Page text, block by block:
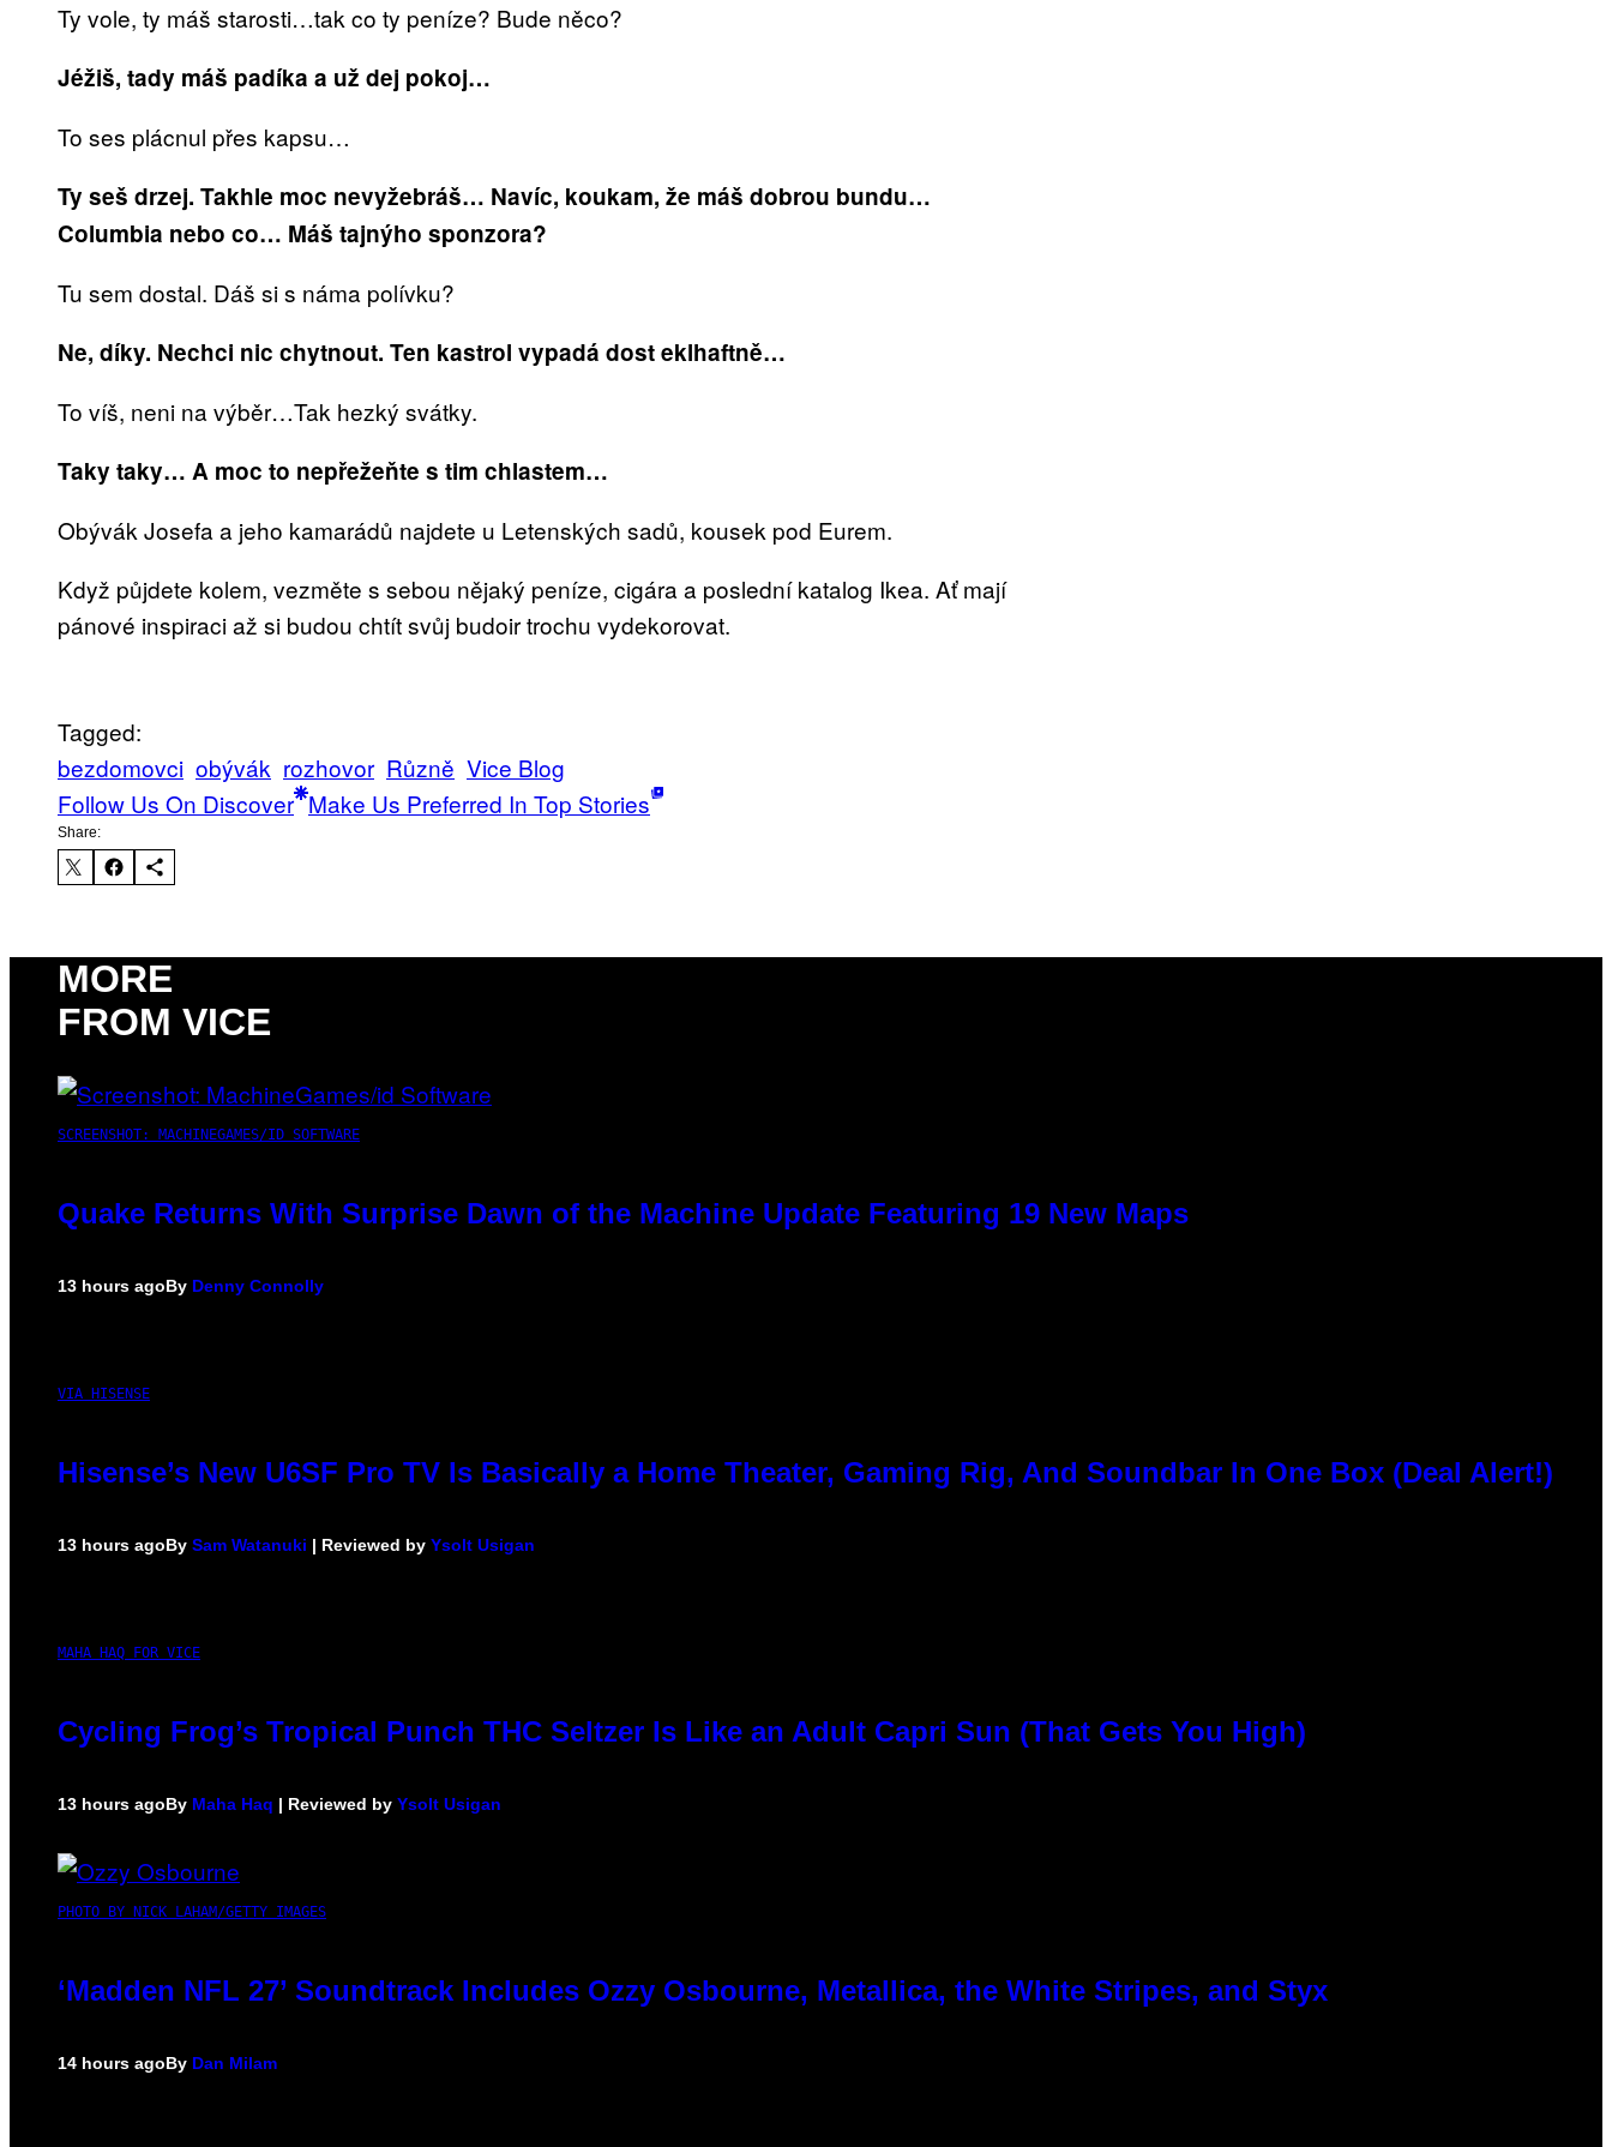
Ty vole, ty máš starosti…tak co ty peníze? Bude něco?
Jéžiš, tady máš padíka a už dej pokoj…
To ses plácnul přes kapsu…
Ty seš drzej. Takhle moc nevyžebráš… Navíc, koukam, že máš dobrou bundu…
Columbia nebo co… Máš tajnýho sponzora?
Tu sem dostal. Dáš si s náma polívku?
Ne, díky. Nechci nic chytnout. Ten kastrol vypadá dost eklhaftně…
To víš, neni na výběr…Tak hezký svátky.
Taky taky… A moc to nepřežeňte s tim chlastem…
Obývák Josefa a jeho kamarádů najdete u Letenských sadů, kousek pod Eurem.
Když půjdete kolem, vezměte s sebou nějaký peníze, cigára a poslední katalog Ikea. Ať mají
pánové inspiraci až si budou chtít svůj budoir trochu vydekorovat.
Tagged:
bezdomovci obývák rozhovor Různě Vice Blog
Follow Us On Discover Make Us Preferred In Top Stories
Share:
MORE
FROM VICE
SCREENSHOT: MACHINEGAMES/ID SOFTWARE
Quake Returns With Surprise Dawn of the Machine Update Featuring 19 New Maps
13 hours agoBy Denny Connolly
VIA HISENSE
Hisense’s New U6SF Pro TV Is Basically a Home Theater, Gaming Rig, And Soundbar In One Box (Deal Alert!)
13 hours agoBy Sam Watanuki | Reviewed by Ysolt Usigan
MAHA HAQ FOR VICE
Cycling Frog’s Tropical Punch THC Seltzer Is Like an Adult Capri Sun (That Gets You High)
13 hours agoBy Maha Haq | Reviewed by Ysolt Usigan
PHOTO BY NICK LAHAM/GETTY IMAGES
‘Madden NFL 27’ Soundtrack Includes Ozzy Osbourne, Metallica, the White Stripes, and Styx
14 hours agoBy Dan Milam